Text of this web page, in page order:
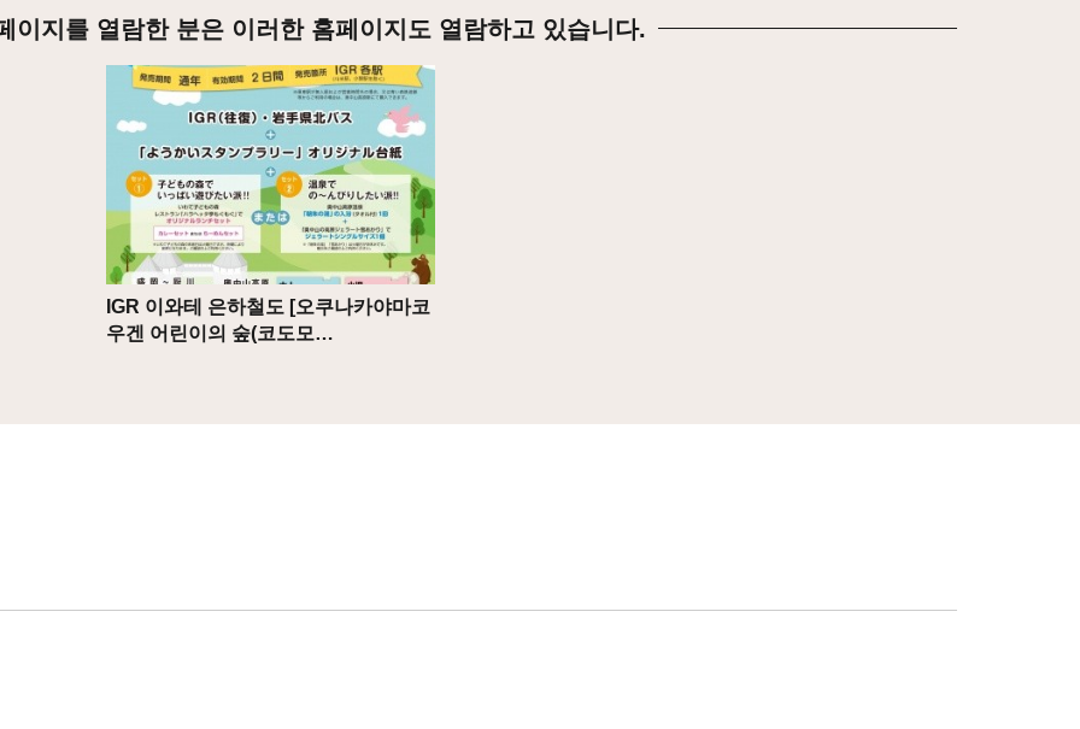
이지를 열람한 분은 이러한 홈페이지도 열람하고 있습니다.
IGR 이와테 은하철도 [오쿠나카야마코
우겐 어린이의 숲(코도모…
상세